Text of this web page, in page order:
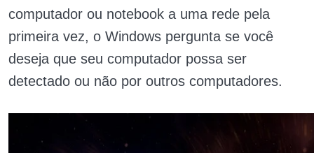
computador ou notebook a uma rede pela
primeira vez, o Windows pergunta se você
deseja que seu computador possa ser
detectado ou não por outros computadores.